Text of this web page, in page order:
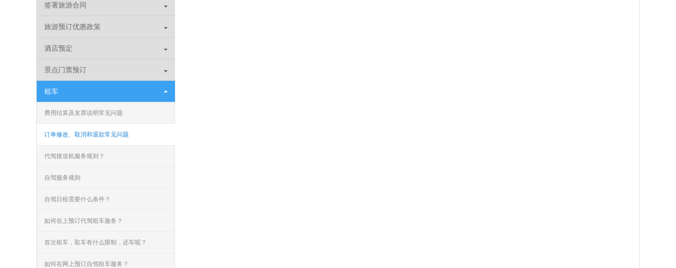
签署旅游合同
旅游预订优惠政策
酒店预定
景点门票预订
租车
费用结算及发票说明常见问题
订单修改、取消和退款常见问题
代驾接送机服务规则？
自驾服务规则
自驾日租需要什么条件？
如何在上预订代驾租车服务？
首次租车，取车有什么限制，还车呢？
如何在网上预订自驾租车服务？